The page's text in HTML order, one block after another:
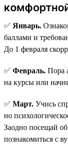
✅ Январь.
баллами и
До 1 февраля
✅ Февраль. Пора
на курсы или
✅ Март. Учись
но
Заодно посещай
познакомиться с